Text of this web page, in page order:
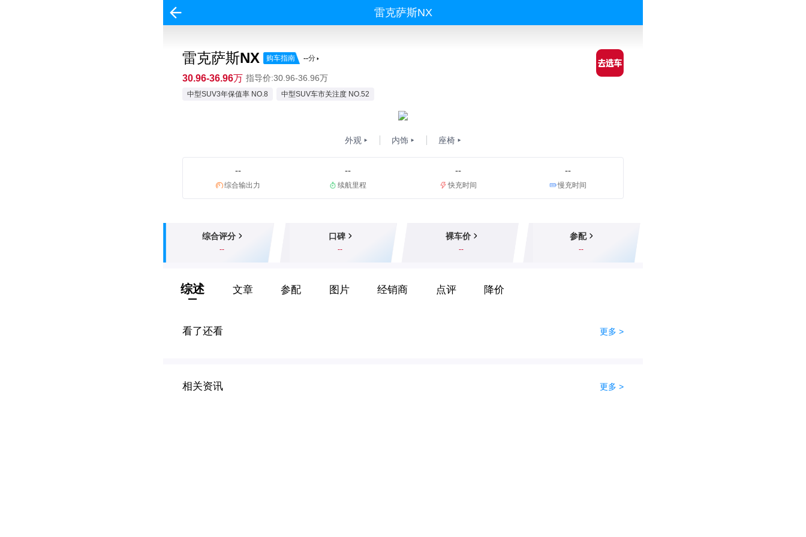
雷克萨斯NX
雷克萨斯NX 购车指南 --分
30.96-36.96万 指导价:30.96-36.96万
中型SUV3年保值率 NO.8 中型SUV车市关注度 NO.52
外观 内饰 座椅
--
综合输出力
--
续航里程
--
快充时间
--
慢充时间
综合评分
--
口碑
--
裸车价
--
参配
--
综述 文章 参配 图片 经销商 点评 降价
看了还看 更多 >
相关资讯 更多 >